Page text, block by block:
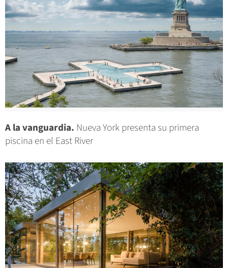
A la vanguardia. Nueva York presenta su primera
piscina en el East River